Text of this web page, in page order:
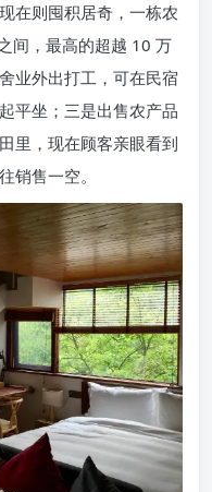
在则囤积居奇，一栋农
间，最高的超越 10 万
业外出打工，可在民宿
平坐；三是出售农产品
里，现在顾客亲眼看到
销售一空。